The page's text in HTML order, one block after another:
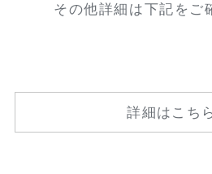
その他詳細は下記をご
詳細はこち